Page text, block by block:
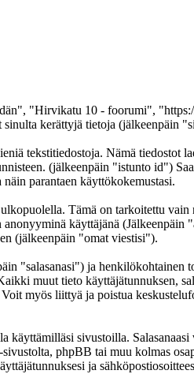
"Hirvikatu 10 - foorumi",
kerättyjä tietoja (jälkeenpäin
tekstitiedostoja. Nämä tiedostot
(jälkeenpäin "istunto id")
parantaen käyttökokemustasi.
Tämä on tarkoitettu
käyttäjänä
(jälkeenpäin "omat viestisi").
"salasanasi") ja henkilökohtainen
muut tieto käyttäjätunnuksen,
myös liittyä ja poistua
käyttämilläsi sivustoilla.
phpBB tai muu kolmas
ja